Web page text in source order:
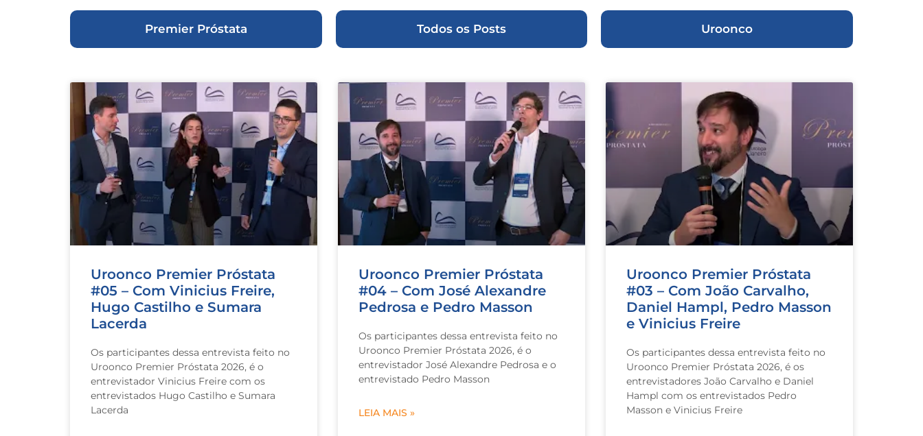
Premier Próstata Todos os Posts Uroonco
Uroonco Premier Próstata
#05 – Com Vinicius Freire,
Hugo Castilho e Sumara
Lacerda
Os participantes dessa entrevista feito no
Uroonco Premier Próstata 2026, é o
entrevistador Vinicius Freire com os
entrevistados Hugo Castilho e Sumara
Lacerda
Uroonco Premier Próstata
#04 – Com José Alexandre
Pedrosa e Pedro Masson
Os participantes dessa entrevista feito no
Uroonco Premier Próstata 2026, é o
entrevistador José Alexandre Pedrosa e o
entrevistado Pedro Masson
LEIA MAIS »
Uroonco Premier Próstata
#03 – Com João Carvalho,
Daniel Hampl, Pedro Masson
e Vinicius Freire
Os participantes dessa entrevista feito no
Uroonco Premier Próstata 2026, é os
entrevistadores João Carvalho e Daniel
Hampl com os entrevistados Pedro
Masson e Vinicius Freire